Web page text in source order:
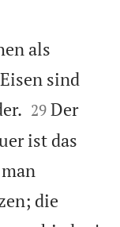
als
sind


29 Der
ist das
die